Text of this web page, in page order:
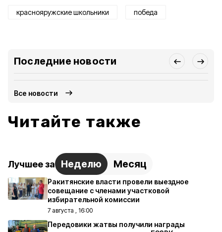
краснояружские школьники победа
Последние новости
Все новости
Читайте также
Лучшее за Неделю Месяц
Ракитянские власти провели выездное
совещание с членами участковой
избирательной комиссии
7 августа , 16:00
Передовики жатвы получили награды